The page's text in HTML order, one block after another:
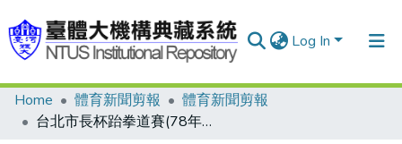
Log In
Communities & Collections
Home 體育新聞剪報
體育新聞剪報
台北市長杯跆拳道賽(78年) 震武七面金牌大出鋒頭 秦玉芳矯健如昔輕鬆封后/跆拳名將動態 秦玉芳愛跆拳不輕言退出 白允瑤自美歸來爭取國手